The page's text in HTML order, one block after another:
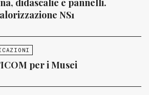
didascalie e pannelli.
NS1
per i Musei